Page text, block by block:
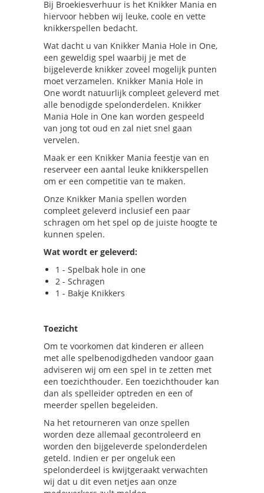
Bij Broekiesverhuur is het Knikker Mania en
hiervoor hebben wij leuke, coole en vette
knikkerspellen bedacht.
Wat dacht u van Knikker Mania Hole in One,
een geweldig spel waarbij je met de
bijgeleverde knikker zoveel mogelijk punten
moet verzamelen. Knikker Mania Hole in
One wordt natuurlijk compleet geleverd met
alle benodigde spelonderdelen. Knikker
Mania Hole in One kan worden gespeeld
van jong tot oud en zal niet snel gaan
vervelen.
Maak er een Knikker Mania feestje van en
reserveer een aantal leuke knikkerspellen
om er een competitie van te maken.
Onze Knikker Mania spellen worden
compleet geleverd inclusief een paar
schragen om het spel op de juiste hoogte te
kunnen spelen.
Wat wordt er geleverd:
1 - Spelbak hole in one
2 - Schragen
1 - Bakje Knikkers
Toezicht
Om te voorkomen dat kinderen er alleen
met alle spelbenodigdheden vandoor gaan
adviseren wij om een spel in te zetten met
een toezichthouder. Een toezichthouder kan
dan als spelleider optreden en een of
meerder spellen begeleiden.
Na het retourneren van onze spellen
worden deze allemaal gecontroleerd en
worden den bijgeleverde spelonderdelen
geteld. Indien er per ongeluk een
spelonderdeel is kwijtgeraakt verwachten
wij dat u dit even netjes aan onze